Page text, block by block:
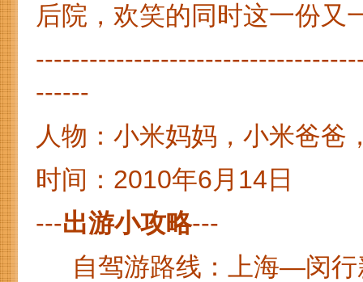
后院，欢笑的同时这一份又
------
人物：小米妈妈，小米爸爸
时间：2010年6月14日
---出游小攻略---
自驾游路线：上海—闵行